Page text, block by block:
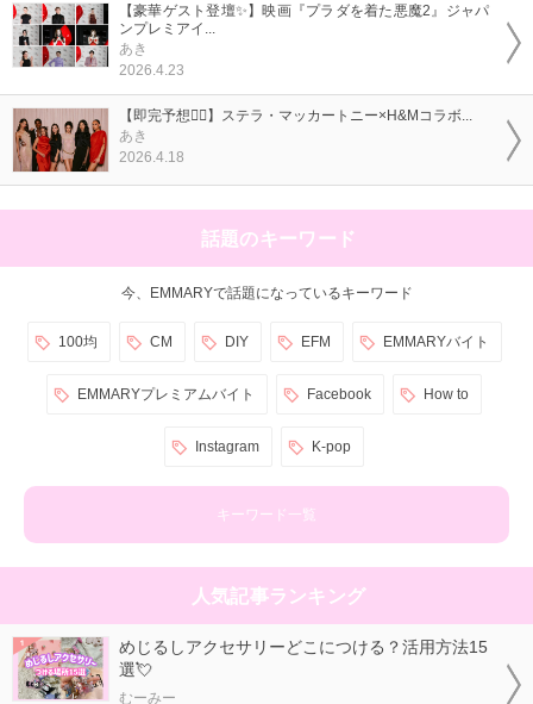
【豪華ゲスト登壇✨】映画『プラダを着た悪魔2』ジャパ
ンプレミアイ...
あき
2026.4.23
【即完予想❤️‍🔥】ステラ・マッカートニー×H&Mコラボ...
あき
2026.4.18
話題のキーワード
今、EMMARYで話題になっているキーワード
100均 CM DIY EFM EMMARYバイト
EMMARYプレミアムバイト Facebook How to
Instagram K-pop
キーワード一覧
人気記事ランキング
めじるしアクセサリーどこにつける？活用方法15
選💘
むーみー